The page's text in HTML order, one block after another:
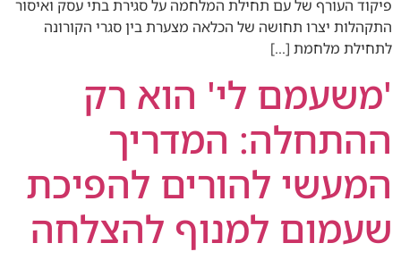
פיקוד העורף של עם תחילת המלחמה על סגירת בתי עסק ואיסור
התקהלות יצרו תחושה של הכלאה מצערת בין סגרי הקורונה
לתחילת מלחמת […]
'משעמם לי' הוא רק
ההתחלה: המדריך
המעשי להורים להפיכת
שעמום למנוף להצלחה